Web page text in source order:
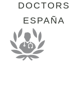
DOCTORS
ESPAÑA